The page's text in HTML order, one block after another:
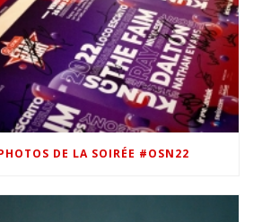
DE LA SOIRÉE #OSN22